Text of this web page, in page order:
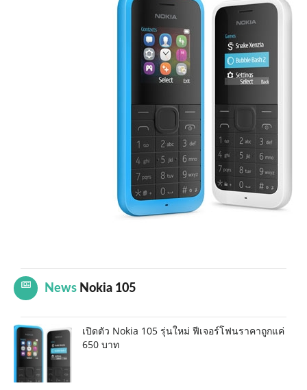
News Nokia 105
เปิดตัว Nokia 105 รุ่นใหม่ ฟีเจอร์โฟนราคาถูกแค่
650 บาท